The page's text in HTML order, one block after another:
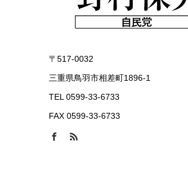
〒517-0032
三重県鳥羽市相差町1896-1
TEL 0599-33-6733
FAX 0599-33-6733